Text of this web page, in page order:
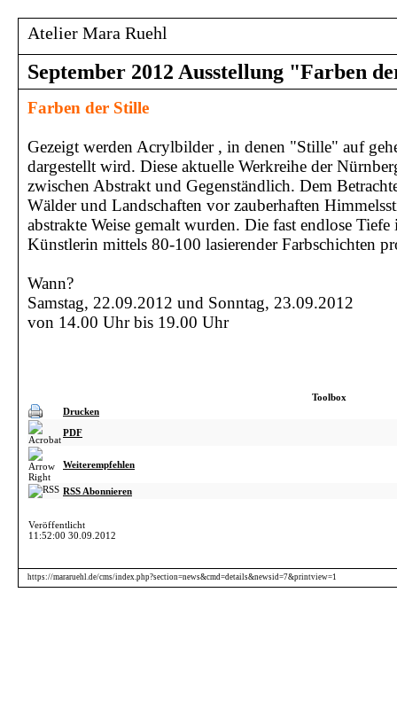
Atelier Mara Ruehl
September 2012 Ausstellung "Farben
Farben der Stille
Gezeigt werden Acrylbilder , in denen "Stille" auf
dargestellt wird. Diese aktuelle Werkreihe der
zwischen Abstrakt und Gegenständlich. Dem
Wälder und Landschaften vor zauberhaften
abstrakte Weise gemalt wurden. Die fast endlose
Künstlerin mittels 80-100 lasierender Farbschichten
Wann?
Samstag, 22.09.2012 und Sonntag, 23.09.2012
von 14.00 Uhr bis 19.00 Uhr
Toolbox
Drucken
PDF
Weiterempfehlen
RSS Abonnieren
Veröffentlicht
11:52:00 30.09.2012
https://mararuehl.de/cms/index.php?section=news&cmd=details&newsid=7&printview=1